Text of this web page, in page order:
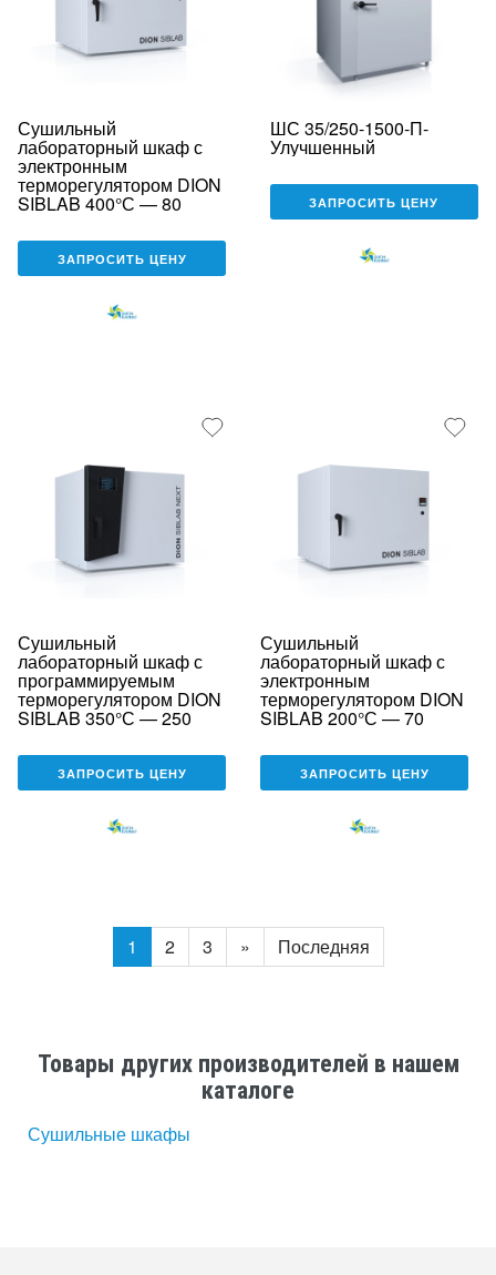
Сушильный
лабораторный шкаф с
электронным
терморегулятором DION
SIBLAB 400°С — 80
ЗАПРОСИТЬ ЦЕНУ
ШС 35/250-1500-П-
Улучшенный
ЗАПРОСИТЬ ЦЕНУ
Сушильный
лабораторный шкаф с
программируемым
терморегулятором DION
SIBLAB 350°С — 250
ЗАПРОСИТЬ ЦЕНУ
Сушильный
лабораторный шкаф с
электронным
терморегулятором DION
SIBLAB 200°С — 70
ЗАПРОСИТЬ ЦЕНУ
1 2 3 » Последняя
Товары других производителей в нашем
каталоге
Сушильные шкафы